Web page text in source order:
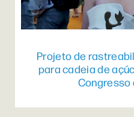
Projeto de
para cadeia de
Congresso